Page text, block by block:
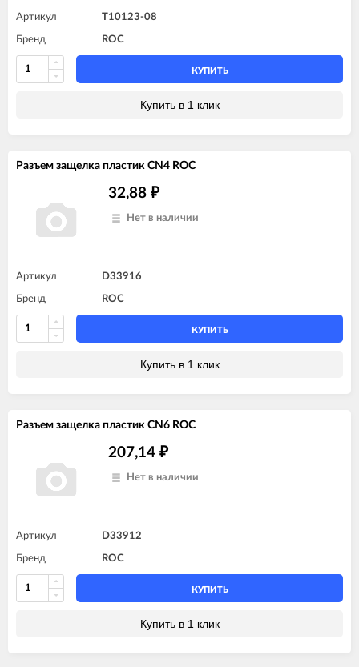
Артикул T10123-08
Бренд ROC
КУПИТЬ
Купить в 1 клик
Разъем защелка пластик CN4 ROC
32,88 ₽
Нет в наличии
Артикул D33916
Бренд ROC
КУПИТЬ
Купить в 1 клик
Разъем защелка пластик CN6 ROC
207,14 ₽
Нет в наличии
Артикул D33912
Бренд ROC
КУПИТЬ
Купить в 1 клик